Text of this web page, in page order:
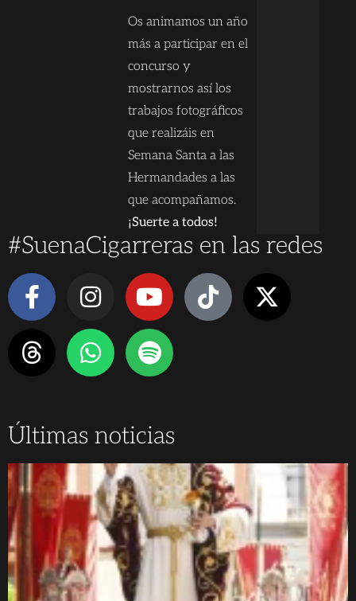
Os animamos un año
más a participar en el
concurso y
mostrarnos así los
trabajos fotográficos
que realizáis en
Semana Santa a las
Hermandades a las
que acompañamos.
¡Suerte a todos!
#SuenaCigarreras en las redes
Últimas noticias